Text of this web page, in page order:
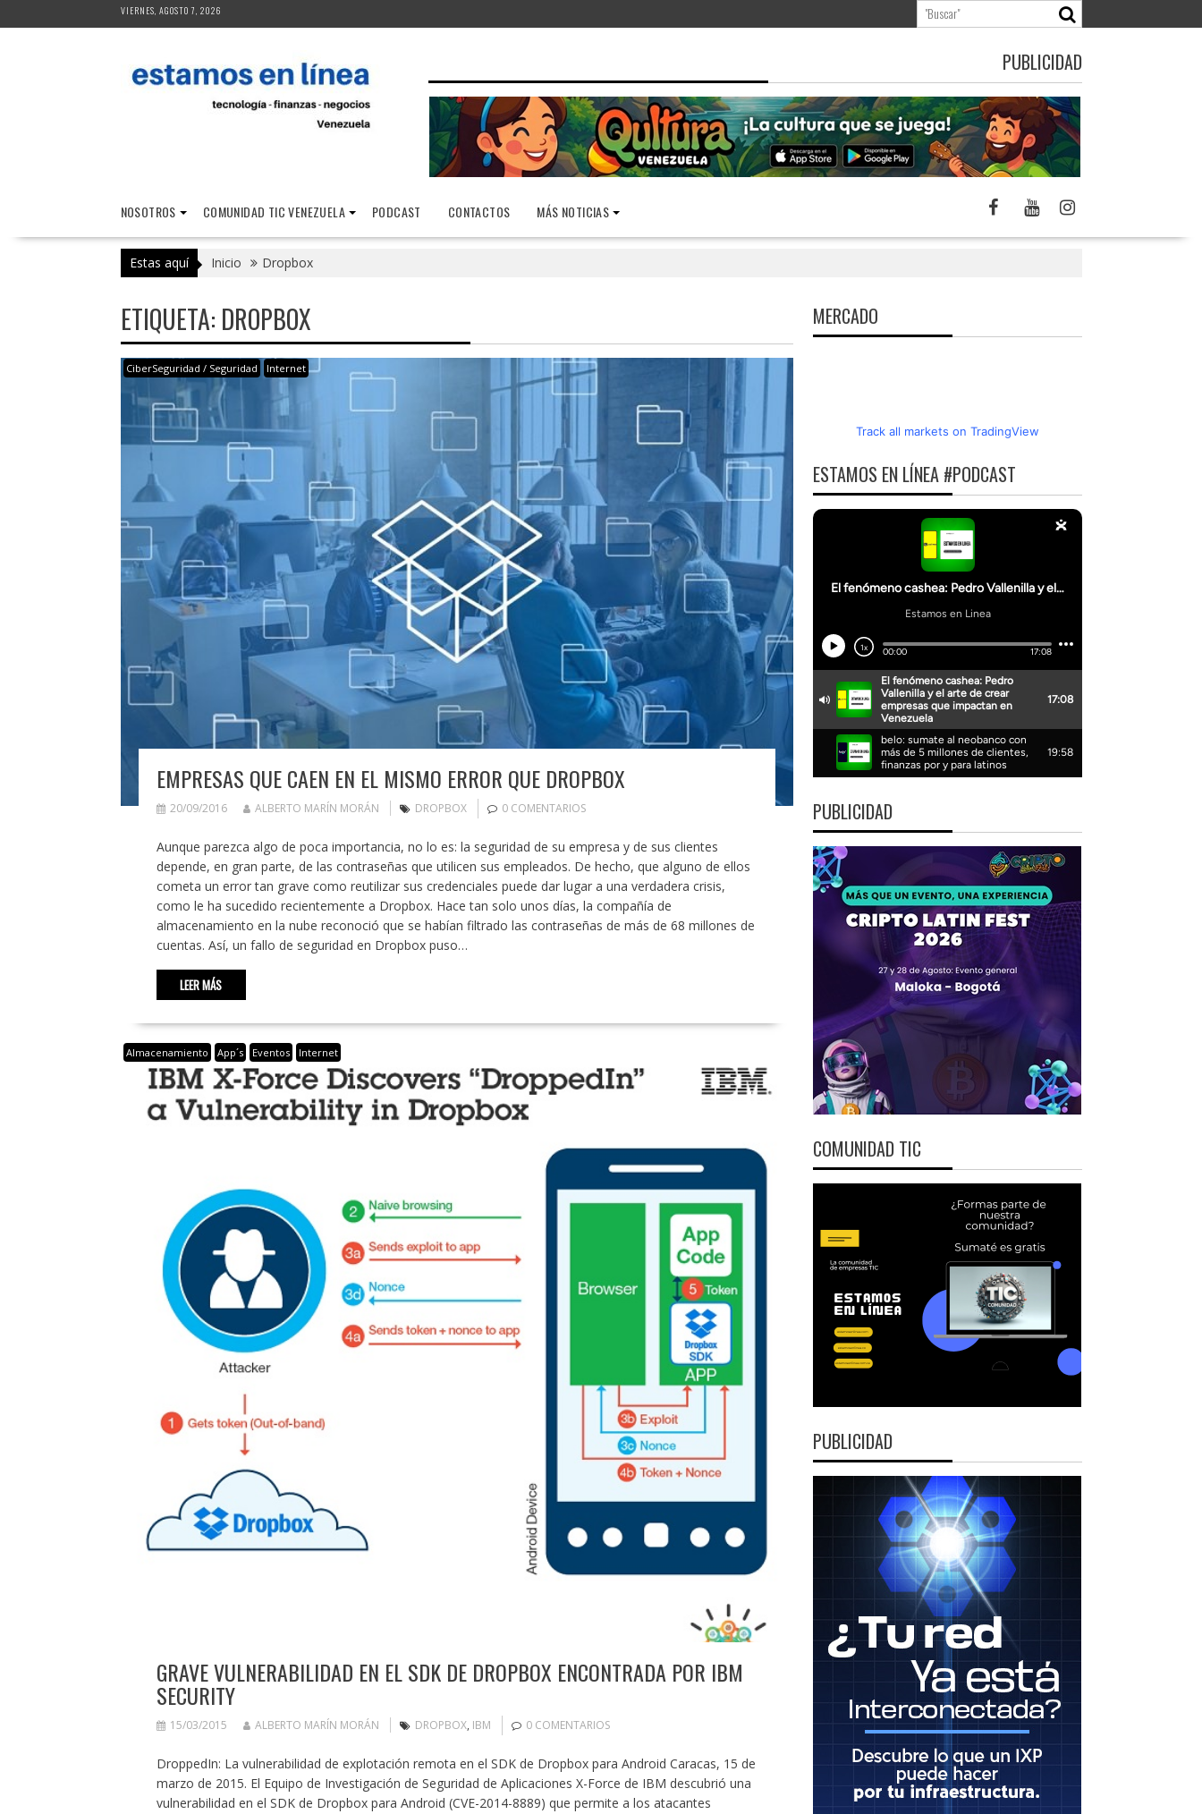
al
VIERNES, AGOSTO 7, 2026
PUBLICIDAD
NOSOTROS COMUNIDAD TIC VENEZUELA PODCAST CONTACTOS MÁS NOTICIAS
Estas aquí Inicio Dropbox
ETIQUETA: DROPBOX
CiberSeguridad / Seguridad Internet
EMPRESAS QUE CAEN EN EL MISMO ERROR QUE DROPBOX
20/09/2016 ALBERTO MARÍN MORÁN DROPBOX 0 COMENTARIOS
Aunque parezca algo de poca importancia, no lo es: la seguridad de su empresa y de sus clientes
depende, en gran parte, de las contraseñas que utilicen sus empleados. De hecho, que alguno de ellos
cometa un error tan grave como reutilizar sus credenciales puede dar lugar a una verdadera crisis,
como le ha sucedido recientemente a Dropbox. Hace tan solo unos días, la compañía de
almacenamiento en la nube reconoció que se habían filtrado las contraseñas de más de 68 millones de
cuentas. Así, un fallo de seguridad en Dropbox puso…
LEER MÁS
Almacenamiento App´s Eventos Internet
GRAVE VULNERABILIDAD EN EL SDK DE DROPBOX ENCONTRADA POR IBM
SECURITY
15/03/2015 ALBERTO MARÍN MORÁN DROPBOX, IBM 0 COMENTARIOS
DroppedIn: La vulnerabilidad de explotación remota en el SDK de Dropbox para Android Caracas, 15 de
marzo de 2015. El Equipo de Investigación de Seguridad de Aplicaciones X-Force de IBM descubrió una
vulnerabilidad en el SDK de Dropbox para Android (CVE-2014-8889) que permite a los atacantes
MERCADO
Track all markets on TradingView
ESTAMOS EN LÍNEA #PODCAST
PUBLICIDAD
COMUNIDAD TIC
PUBLICIDAD